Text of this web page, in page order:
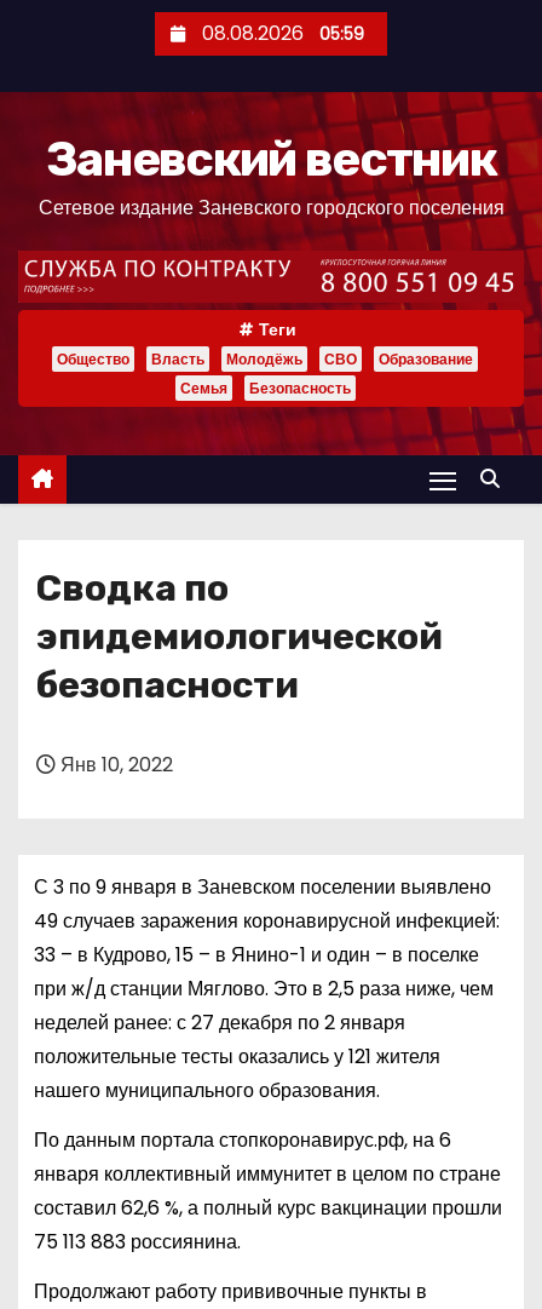
ж
08.08.2026 05:59
Заневский вестник
Сетевое издание Заневского городского поселения
Теги
Общество Власть Молодёжь СВО
Образование
Семья
Безопасность
Сводка по
эпидемиологической
безопасности
Янв 10, 2022
С 3 по 9 января в Заневском поселении выявлено
49 случаев заражения коронавирусной инфекцией:
33 – в Кудрово, 15 – в Янино-1 и один – в поселке
при ж/д станции Мяглово. Это в 2,5 раза ниже, чем
неделей ранее: с 27 декабря по 2 января
положительные тесты оказались у 121 жителя
нашего муниципального образования.
По данным портала стопкоронавирус.рф, на 6
января коллективный иммунитет в целом по стране
составил 62,6 %, а полный курс вакцинации прошли
75 113 883 россиянина.
Продолжают работу прививочные пункты в